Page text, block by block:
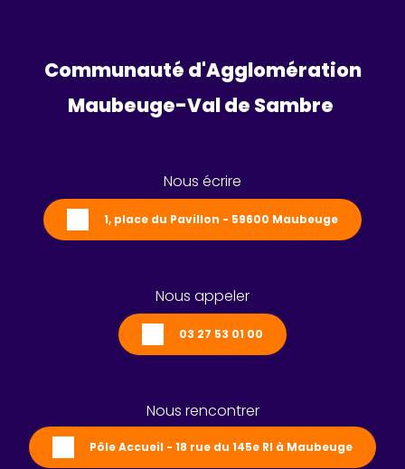
Communauté d'Agglomération
Maubeuge-Val de Sambre
Nous écrire
1, place du Pavillon - 59600 Maubeuge
Nous appeler
03 27 53 01 00
Nous rencontrer
Pôle Accueil - 18 rue du 145e RI à Maubeuge